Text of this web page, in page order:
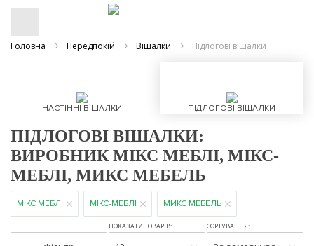
Головна Передпокій Вішалки Підлогові вішалки
НАСТІННІ ВІШАЛКИ ПІДЛОГОВІ ВІШАЛКИ
ПІДЛОГОВІ ВІШАЛКИ:
ВИРОБНИК МІКС МЕБЛІ, МІКС-
МЕБЛІ, МИКС МЕБЕЛЬ
МІКС МЕБЛІ МІКС-МЕБЛІ МИКС МЕБЕЛЬ
ПОКАЗАТИ ТОВАРІВ: СОРТУВАННЯ: